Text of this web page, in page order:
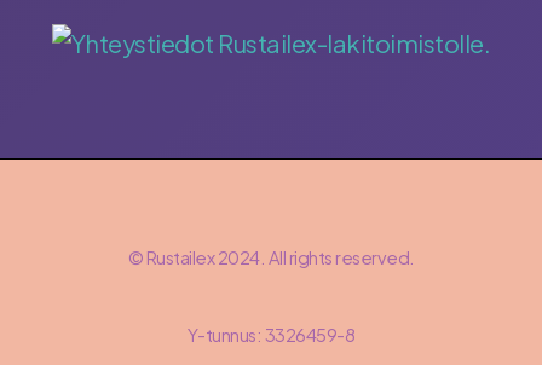
© Rustailex 2024. All rights reserved.
Y-tunnus: 3326459-8